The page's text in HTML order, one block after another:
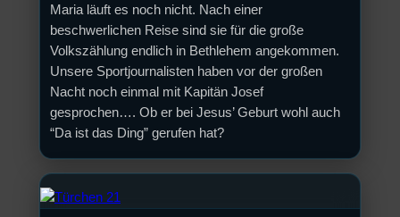
Maria läuft es noch nicht. Nach einer
beschwerlichen Reise sind sie für die große
Volkszählung endlich in Bethlehem angekommen.
Unsere Sportjournalisten haben vor der großen
Nacht noch einmal mit Kapitän Josef
gesprochen…. Ob er bei Jesus’ Geburt wohl auch
“Da ist das Ding” gerufen hat?